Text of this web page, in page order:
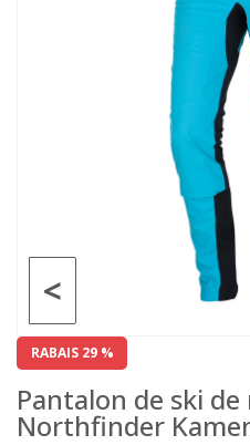
<
RABAIS 29 %
Pantalon de ski
Northfinder